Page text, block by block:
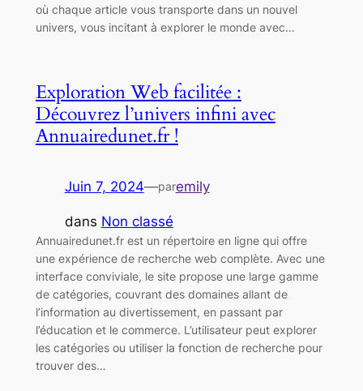
où chaque article vous transporte dans un nouvel
univers, vous incitant à explorer le monde avec…
Exploration Web facilitée :
Découvrez l’univers infini avec
Annuairedunet.fr !
Juin 7, 2024—paremily
dans Non classé
Annuairedunet.fr est un répertoire en ligne qui offre
une expérience de recherche web complète. Avec une
interface conviviale, le site propose une large gamme
de catégories, couvrant des domaines allant de
l’information au divertissement, en passant par
l’éducation et le commerce. L’utilisateur peut explorer
les catégories ou utiliser la fonction de recherche pour
trouver des…